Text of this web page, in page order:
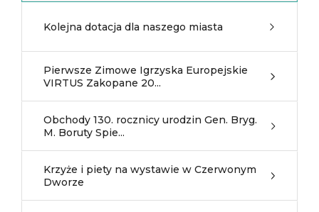
Kolejna dotacja dla naszego miasta
Pierwsze Zimowe Igrzyska Europejskie
VIRTUS Zakopane 20...
Obchody 130. rocznicy urodzin Gen. Bryg.
M. Boruty Spie...
Krzyże i piety na wystawie w Czerwonym
Dworze